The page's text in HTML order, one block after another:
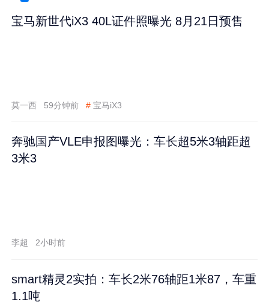
宝马新世代iX3 40L证件照曝光 8月21日预售
莫一西 59分钟前 # 宝马iX3
奔驰国产VLE申报图曝光：车长超5米3轴距超
3米3
李超 2小时前
smart精灵2实拍：车长2米76轴距1米87，车重
1.1吨